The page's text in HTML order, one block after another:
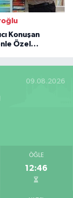
Konuşan
Özel
09.08.2026
ÖĞLE
12:46